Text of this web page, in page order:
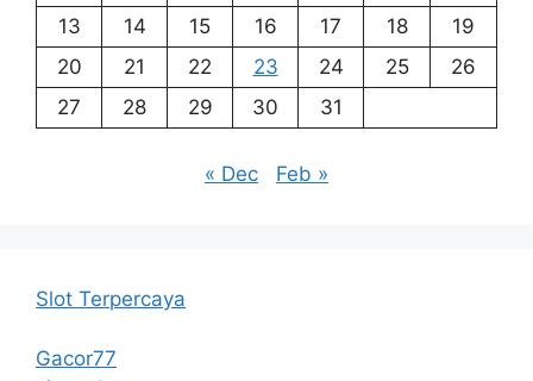
13
14 15 16 17 18
19
20
21 22 23 24 25
26
27
28 29 30 31
« Dec Feb »
Slot Terpercaya
Gacor77